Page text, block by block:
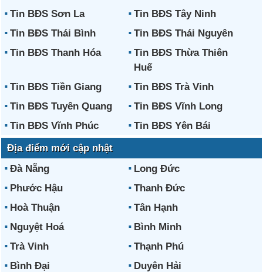
Tin BĐS Sơn La
Tin BĐS Tây Ninh
Tin BĐS Thái Bình
Tin BĐS Thái Nguyên
Tin BĐS Thanh Hóa
Tin BĐS Thừa Thiên
Huế
Tin BĐS Tiền Giang
Tin BĐS Trà Vinh
Tin BĐS Tuyên Quang
Tin BĐS Vĩnh Long
Tin BĐS Vĩnh Phúc
Tin BĐS Yên Bái
Địa điểm mới cập nhật
Đà Nẵng
Long Đức
Phước Hậu
Thanh Đức
Hoà Thuận
Tân Hạnh
Nguyệt Hoá
Bình Minh
Trà Vinh
Thạnh Phú
Bình Đại
Duyên Hải